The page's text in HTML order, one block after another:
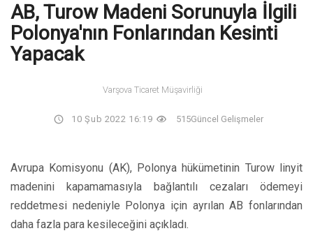
AB, Turow Madeni Sorunuyla İlgili
Polonya'nın Fonlarından Kesinti
Yapacak
Varşova Ticaret Müşavirliği
10 Şub 2022 16:19 515Güncel Gelişmeler
Avrupa Komisyonu (AK), Polonya hükümetinin Turow linyit
madenini kapamamasıyla bağlantılı cezaları ödemeyi
reddetmesi nedeniyle Polonya için ayrılan AB fonlarından
daha fazla para kesileceğini açıkladı.